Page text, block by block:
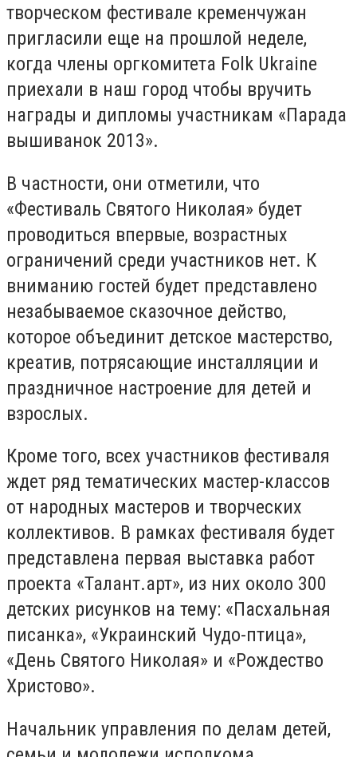
творческом фестивале кременчужан
пригласили еще на прошлой неделе,
когда члены оргкомитета Folk Ukraine
приехали в наш город чтобы вручить
награды и дипломы участникам «Парада
вышиванок 2013».
В частности, они отметили, что
«Фестиваль Святого Николая» будет
проводиться впервые, возрастных
ограничений среди участников нет. К
вниманию гостей будет представлено
незабываемое сказочное действо,
которое объединит детское мастерство,
креатив, потрясающие инсталляции и
праздничное настроение для детей и
взрослых.
Кроме того, всех участников фестиваля
ждет ряд тематических мастер-классов
от народных мастеров и творческих
коллективов. В рамках фестиваля будет
представлена первая выставка работ
проекта «Талант.арт», из них около 300
детских рисунков на тему: «Пасхальная
писанка», «Украинский Чудо-птица»,
«День Святого Николая» и «Рождество
Христово».
Начальник управления по делам детей,